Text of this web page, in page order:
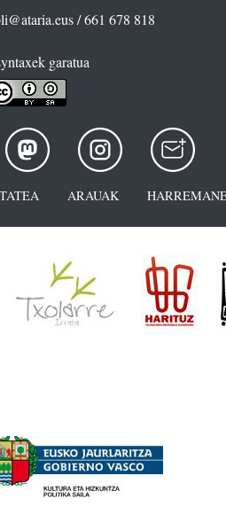
/ 661 678 818
garatua
ARAUAK